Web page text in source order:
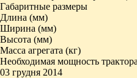
Габаритные размеры
Длина (мм)
Ширина (мм)
Высота (мм)
Масса агрегата (кг)
Необходимая мощность
03 грудня 2014